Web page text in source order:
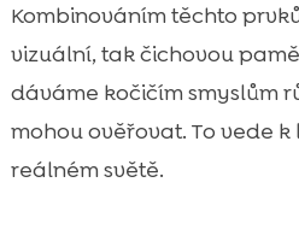
Kombinováním těchto
vizuální, tak čichovou
dáváme kočičím smyslům
mohou ověřovat. To vede
reálném světě.